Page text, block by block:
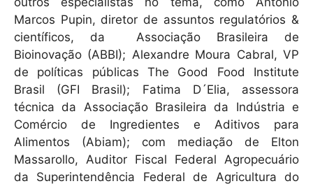
Marcos Pupin, diretor de assuntos regulatórios &
científicos, da Associação Brasileira de
Bioinovação (ABBI); Alexandre Moura Cabral, VP
de políticas públicas The Good Food Institute
Brasil (GFI Brasil); Fatima D´Elia, assessora
técnica da Associação Brasileira da Indústria e
Comércio de Ingredientes e Aditivos para
Alimentos (Abiam); com mediação de Elton
Massarollo, Auditor Fiscal Federal Agropecuário
da Superintendência Federal de Agricultura do